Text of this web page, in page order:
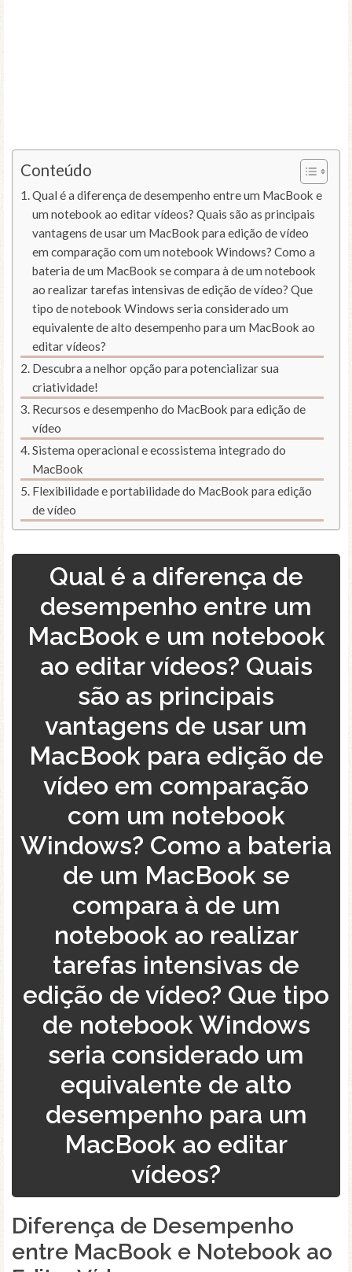
Conteúdo
Qual é a diferença de desempenho entre um MacBook e
um notebook ao editar vídeos? Quais são as principais
vantagens de usar um MacBook para edição de vídeo
em comparação com um notebook Windows? Como a
bateria de um MacBook se compara à de um notebook
ao realizar tarefas intensivas de edição de vídeo? Que
tipo de notebook Windows seria considerado um
equivalente de alto desempenho para um MacBook ao
editar vídeos?
Descubra a nelhor opção para potencializar sua
criatividade!
Recursos e desempenho do MacBook para edição de
vídeo
Sistema operacional e ecossistema integrado do
MacBook
Flexibilidade e portabilidade do MacBook para edição
de vídeo
Qual é a diferença de
desempenho entre um
MacBook e um notebook
ao editar vídeos? Quais
são as principais
vantagens de usar um
MacBook para edição de
vídeo em comparação
com um notebook
Windows? Como a bateria
de um MacBook se
compara à de um
notebook ao realizar
tarefas intensivas de
edição de vídeo? Que tipo
de notebook Windows
seria considerado um
equivalente de alto
desempenho para um
MacBook ao editar
vídeos?
Diferença de Desempenho
entre MacBook e Notebook ao